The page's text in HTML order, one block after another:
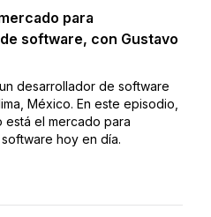
para
software, con Gustavo
desarrollador de software
México. En este episodio,
está el mercado para
hoy en día.